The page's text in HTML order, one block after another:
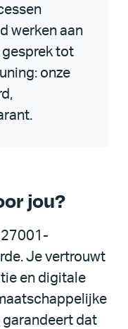
werken aan
gesprek tot
onze
jou?
27001-
Je vertrouwt
en digitale
dat